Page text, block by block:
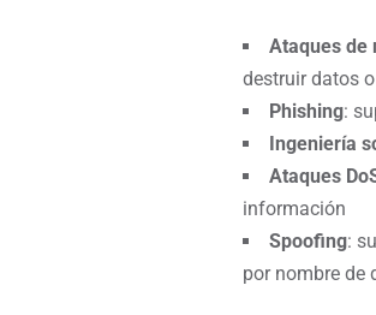
Ataques de
destruir datos
Phishing:
Ingeniería
Ataques
información
Spoofing:
por nombre de